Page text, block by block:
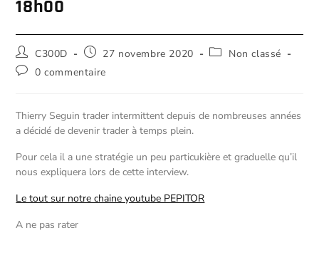
18h00
C300D 27 novembre 2020
Non classé
0 commentaire
Thierry Seguin trader intermittent depuis de nombreuses années
a décidé de devenir trader à temps plein.
Pour cela il a une stratégie un peu particukière et graduelle qu’il
nous expliquera lors de cette interview.
Le tout sur notre chaine youtube PEPITOR
A ne pas rater